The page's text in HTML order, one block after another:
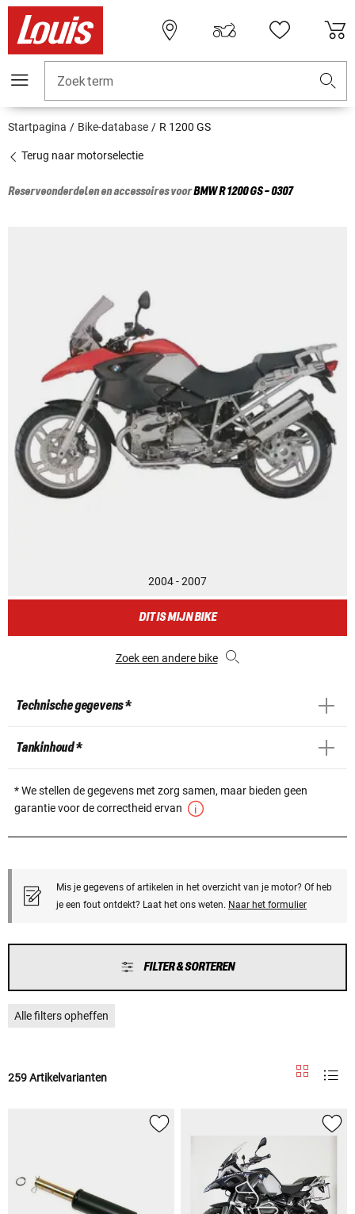
Zoekterm
Startpagina Bike-database R 1200 GS
Terug naar motorselectie
Reserveonderdelen en accessoires voorBMWR 1200 GS - 0307
2004 - 2007
DIT IS MIJN BIKE
Zoek een andere bike
Technische gegevens *
Tankinhoud *
* We stellen de gegevens met zorg samen, maar bieden geen
garantie voor de correctheid ervan
Mis je gegevens of artikelen in het overzicht van je motor? Of heb
je een fout ontdekt? Laat het ons weten. Naar het formulier
FILTER & SORTEREN
Alle filters opheffen
259 Artikelvarianten